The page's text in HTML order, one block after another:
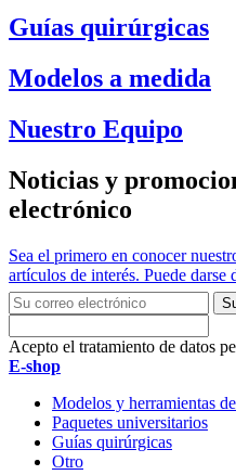
Guías quirúrgicas
Modelos a medida
Nuestro Equipo
Noticias y
electrónico
Sea el primero en conocer
artículos de interés. Puede darse
Acepto el tratamiento de datos
E-shop
Modelos y herramientas
Paquetes universitarios
Guías quirúrgicas
Otro